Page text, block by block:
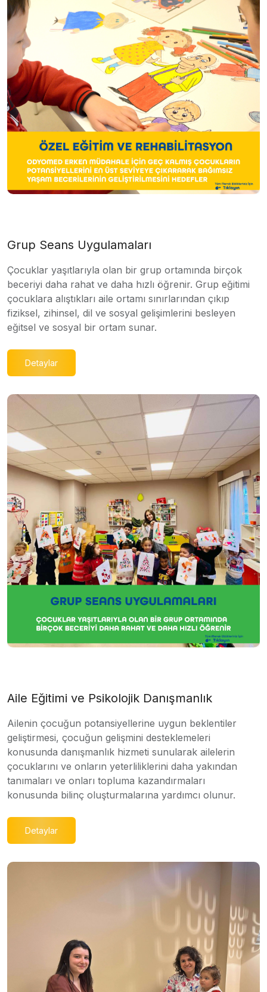
Grup Seans Uygulamaları
Çocuklar yaşıtlarıyla olan bir grup ortamında birçok
beceriyi daha rahat ve daha hızlı öğrenir. Grup eğitimi
çocuklara alıştıkları aile ortamı sınırlarından çıkıp
fiziksel, zihinsel, dil ve sosyal gelişimlerini besleyen
eğitsel ve sosyal bir ortam sunar.
Detaylar
Aile Eğitimi ve Psikolojik Danışmanlık
Ailenin çocuğun potansiyellerine uygun beklentiler
geliştirmesi, çocuğun gelişmini desteklemeleri
konusunda danışmanlık hizmeti sunularak ailelerin
çocuklarını ve onların yeterliliklerini daha yakından
tanımaları ve onları topluma kazandırmaları
konusunda bilinç oluşturmalarına yardımcı olunur.
Detaylar